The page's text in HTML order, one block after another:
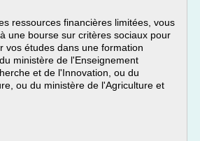
ressources financières limitées, vous
une bourse sur critères sociaux pour
vos études dans une formation
ministère de l'Enseignement
et de l'Innovation, ou du
ou du ministère de l'Agriculture et